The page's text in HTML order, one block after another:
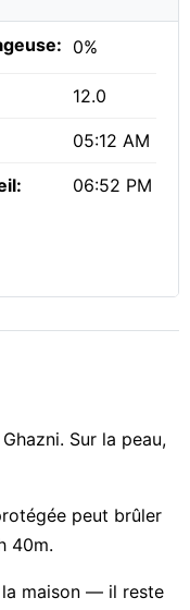
0%
12.0
05:12 AM
06:52 PM
Sur la peau,
peut brûler
40m.
la maison — il reste